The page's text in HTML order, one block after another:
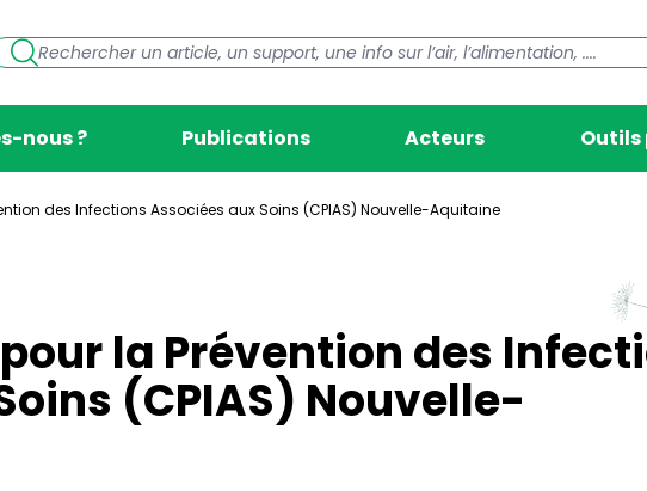
nous ? Publications Acteurs
des Infections Associées aux Soins (CPIAS) Nouvelle-Aquitaine
la Prévention des
(CPIAS) Nouvelle-